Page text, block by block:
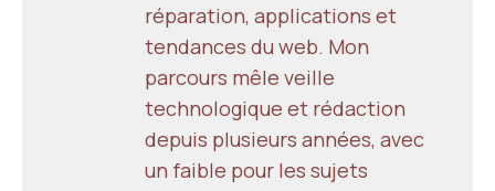
réparation, applications et
tendances du web. Mon
parcours mêle veille
technologique et rédaction
depuis plusieurs années, avec
un faible pour les sujets